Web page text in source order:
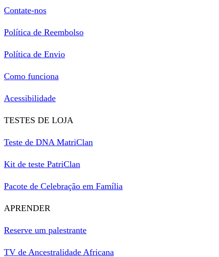
Contate-nos
Política de Reembolso
Política de Envio
Como funciona
Acessibilidade
TESTES DE LOJA
Teste de DNA MatriClan
Kit de teste PatriClan
Pacote de Celebração em Família
APRENDER
Reserve um palestrante
TV de Ancestralidade Africana